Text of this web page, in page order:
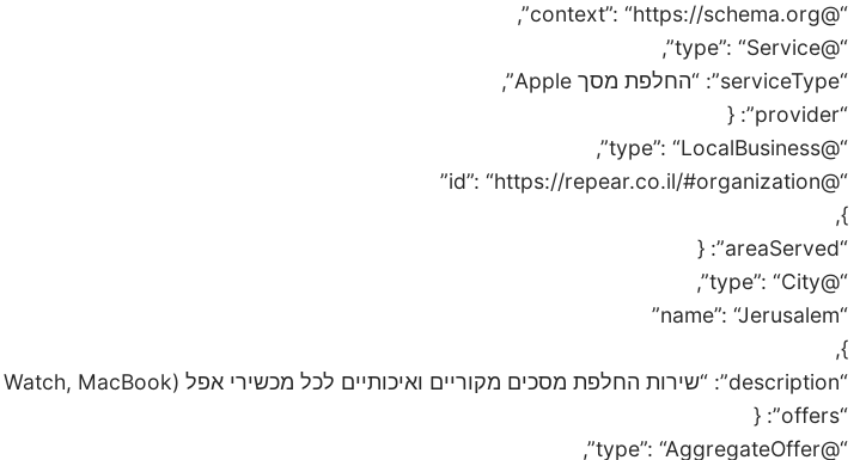
“@context”: “https://schema.org”,
“@type”: “Service”,
“serviceType”: “החלפת מסך Apple”,
“provider”: {
“@type”: “LocalBusiness”,
“@id”: “https://repear.co.il/#organization”
},
“areaServed”: {
“@type”: “City”,
“name”: “Jerusalem”
},
“description”: “שירות החלפת מסכים מקוריים ואיכותיים לכל מכשירי אפל (iPhone, iPad, Watch, MacBook) במעבדה.”,
“offers”: {
“@type”: “AggregateOffer”,